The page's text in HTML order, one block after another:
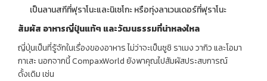
เป็นลานสกีที่ฟุราโนะและนิเซโกะ หรือทุ่งลาเวนเดอร์ที่ฟุราโนะ
สัมผัส อาหารญี่ปุ่นแท้ๆ และวัฒนธรรมที่น่าหลงใหล
ญี่ปุ่นเป็นที่รู้จักในเรื่องของอาหาร ไม่ว่าจะเป็นซูชิ ราเมง วากิว และโอมา
กาเสะ นอกจากนี้ CompaxWorld ยังพาคุณไปสัมผัสประสบการณ์
ดั้งเดิม เช่น